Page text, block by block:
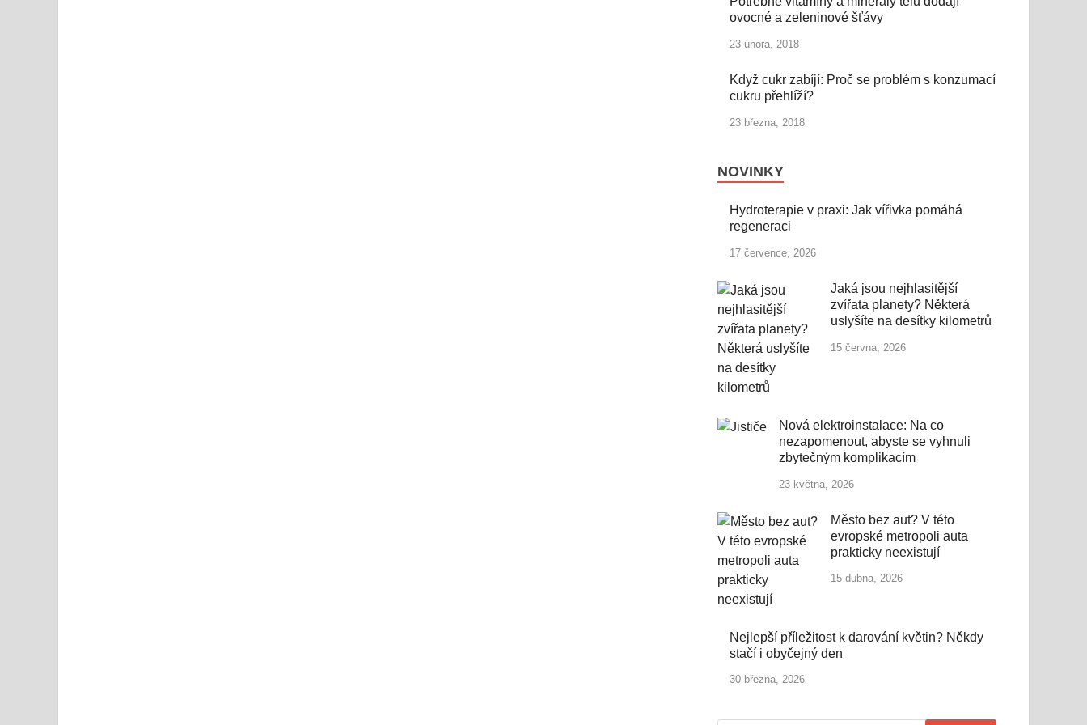
ovocné a zeleninové šťávy
23 února, 2018
Když cukr zabíjí: Proč se problém s konzumací
cukru přehlíží?
23 března, 2018
NOVINKY
Hydroterapie v praxi: Jak vířivka pomáhá
regeneraci
17 července, 2026
Jaká jsou nejhlasitější
zvířata planety? Některá
uslyšíte na desítky kilometrů
15 června, 2026
Nová elektroinstalace: Na co
nezapomenout, abyste se vyhnuli
zbytečným komplikacím
23 května, 2026
Město bez aut? V této
evropské metropoli auta
prakticky neexistují
15 dubna, 2026
Nejlepší příležitost k darování květin? Někdy
stačí i obyčejný den
30 března, 2026